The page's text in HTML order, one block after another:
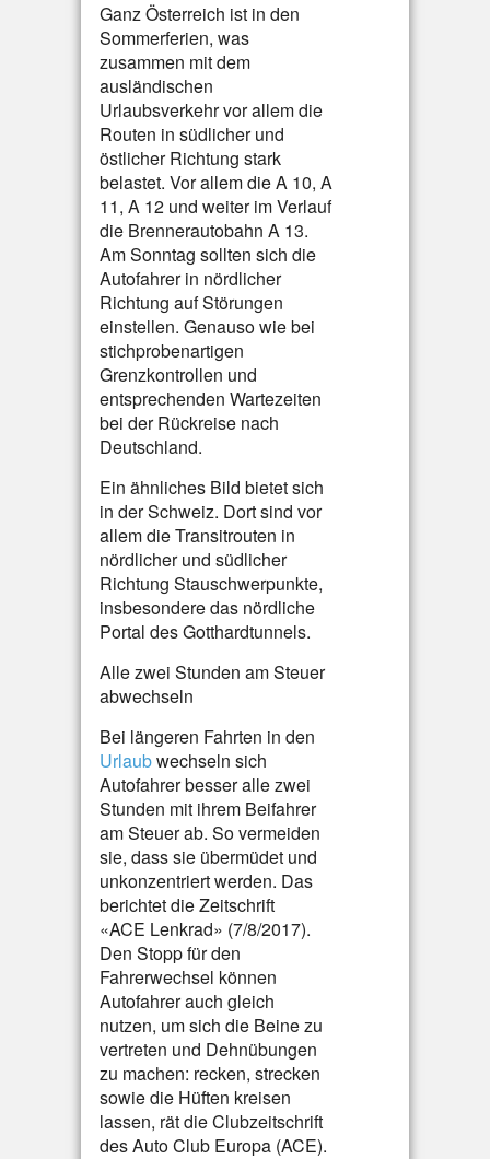
Ganz Österreich ist in den
Sommerferien, was
zusammen mit dem
ausländischen
Urlaubsverkehr vor allem die
Routen in südlicher und
östlicher Richtung stark
belastet. Vor allem die A 10, A
11, A 12 und weiter im Verlauf
die Brennerautobahn A 13.
Am Sonntag sollten sich die
Autofahrer in nördlicher
Richtung auf Störungen
einstellen. Genauso wie bei
stichprobenartigen
Grenzkontrollen und
entsprechenden Wartezeiten
bei der Rückreise nach
Deutschland.
Ein ähnliches Bild bietet sich
in der Schweiz. Dort sind vor
allem die Transitrouten in
nördlicher und südlicher
Richtung Stauschwerpunkte,
insbesondere das nördliche
Portal des Gotthardtunnels.
Alle zwei Stunden am Steuer
abwechseln
Bei längeren Fahrten in den
Urlaubwechseln sich
Autofahrer besser alle zwei
Stunden mit ihrem Beifahrer
am Steuer ab. So vermeiden
sie, dass sie übermüdet und
unkonzentriert werden. Das
berichtet die Zeitschrift
«ACE Lenkrad» (7/8/2017).
Den Stopp für den
Fahrerwechsel können
Autofahrer auch gleich
nutzen, um sich die Beine zu
vertreten und Dehnübungen
zu machen: recken, strecken
sowie die Hüften kreisen
lassen, rät die Clubzeitschrift
des Auto Club Europa (ACE).